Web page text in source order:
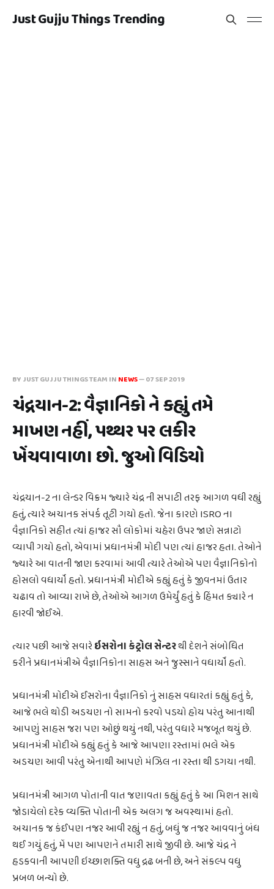
Just Gujju Things Trending
BY JUST GUJJU THINGS TEAM IN NEWS—07 SEP 2019
ચંદ્રયાન-2: વૈજ્ઞાનિકો ને કહ્યું તમે
માખણ નહીં, પથ્થર પર લકીર
ખેંચવાવાળા છો. જુઓ વિડિયો
ચંદ્રયાન-2 ના લેન્ડર વિક્રમ જ્યારે ચંદ્ર ની સપાટી તરફ આગળ વધી રહ્યું
હતું, ત્યારે અચાનક સંપર્ક તૂટી ગયો હતો. જેના કારણે ISRO ના
વૈજ્ઞાનિકો સહીત ત્યાં હાજર સૌ લોકોમાં ચહેરા ઉપર જાણે સન્નાટો
વ્યાપી ગયો હતો, એવામાં પ્રધાનમંત્રી મોદી પણ ત્યાં હાજર હતા. તેઓને
જ્યારે આ વાતની જાણ કરવામાં આવી ત્યારે તેઓએ પણ વૈજ્ઞાનિકોનો
હોસલો વધાર્યો હતો. પ્રધાનમંત્રી મોદીએ કહ્યું હતું કે જીવનમાં ઉતાર
ચઢાવ તો આવ્યા રાખે છે, તેઓએ આગળ ઉમેર્યું હતું કે હિંમત ક્યારે ન
હારવી જોઈએ.
ત્યાર પછી આજે સવારેઇસરોના કંટ્રોલ સેન્ટરથી દેશને સંબોધિત
કરીને પ્રધાનમંત્રીએ વૈજ્ઞાનિકોના સાહસ અને જુસ્સાને વધાર્યો હતો.
પ્રધાનમંત્રી મોદીએ ઈસરોના વૈજ્ઞાનિકો નું સાહસ વધારતાં કહ્યું હતું કે,
આજે ભલે થોડી અડચણ નો સામનો કરવો પડયો હોય પરંતુ આનાથી
આપણું સાહસ જરા પણ ઓછું થયું નથી, પરંતુ વધારે મજબૂત થયું છે.
પ્રધાનમંત્રી મોદીએ કહ્યું હતું કે આજે આપણા રસ્તામાં ભલે એક
અડચણ આવી પરંતુ એનાથી આપણે મંઝિલ ના રસ્તા થી ડગયા નથી.
પ્રધાનમંત્રી આગળ પોતાની વાત જણાવતા કહ્યું હતું કે આ મિશન સાથે
જોડાયેલો દરેક વ્યક્તિ પોતાની એક અલગ જ અવસ્થામાં હતો.
અચાનક જ કંઈપણ નજર આવી રહ્યું ન હતું, બધું જ નજર આવવાનું બંધ
થઈ ગયું હતું, મેં પણ આપણને તમારી સાથે જીવી છે. આજે ચંદ્ર ને
હડકવાની આપણી ઇચ્છાશક્તિ વધુ દ્રઢ બની છે, અને સંકલ્પ વધુ
પ્રબળ બન્યો છે.